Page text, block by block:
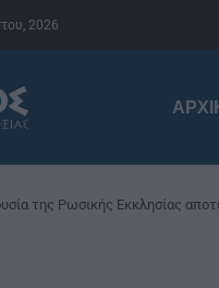
2026
της Ρωσικής Εκκλησίας